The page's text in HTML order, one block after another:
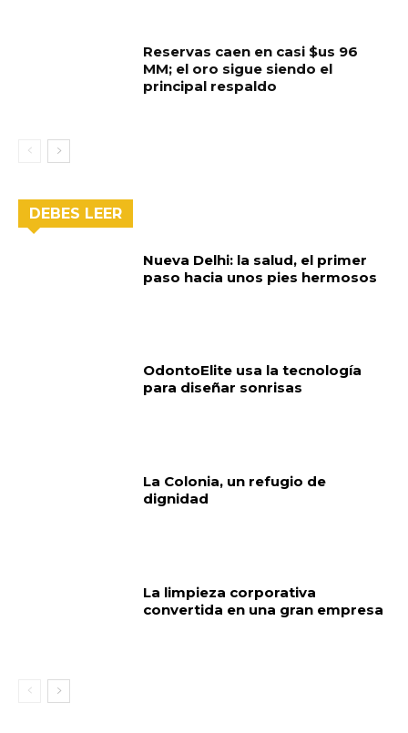
Reservas caen en casi $us 96
MM; el oro sigue siendo el
principal respaldo
DEBES LEER
Nueva Delhi: la salud, el primer
paso hacia unos pies hermosos
OdontoElite usa la tecnología
para diseñar sonrisas
La Colonia, un refugio de
dignidad
La limpieza corporativa
convertida en una gran empresa